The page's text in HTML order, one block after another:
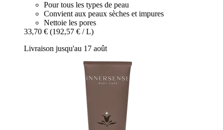
Pour tous les types de peau
Convient aux peaux sèches et impures
Nettoie les pores
33,70 € (192,57 € / L)
Livraison jusqu'au 17 août